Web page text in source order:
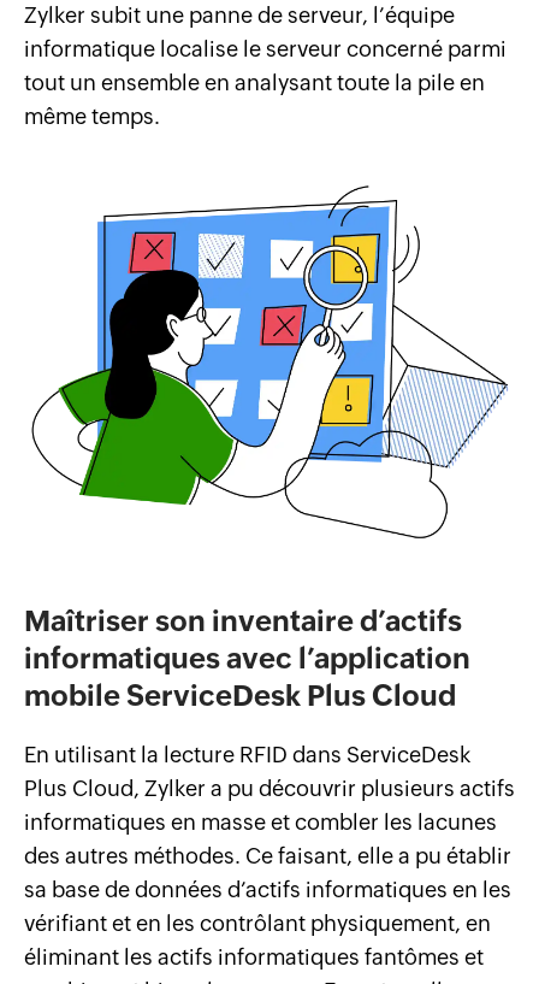
Zylker subit une panne de serveur, l’équipe
informatique localise le serveur concerné parmi
tout un ensemble en analysant toute la pile en
même temps.
Maîtriser son inventaire d’actifs
informatiques avec l’application
mobile ServiceDesk Plus Cloud
En utilisant la lecture RFID dans ServiceDesk
Plus Cloud, Zylker a pu découvrir plusieurs actifs
informatiques en masse et combler les lacunes
des autres méthodes. Ce faisant, elle a pu établir
sa base de données d’actifs informatiques en les
vérifiant et en les contrôlant physiquement, en
éliminant les actifs informatiques fantômes et